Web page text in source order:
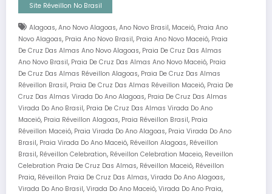
Site Réveillon No Brasil
Alagoas, Ano Novo Alagoas, Ano Novo Brasil, Maceió, Praia Ano
Novo Alagoas, Praia Ano Novo Brasil, Praia Ano Novo Maceió, Praia
De Cruz Das Almas Ano Novo Alagoas, Praia De Cruz Das Almas
Ano Novo Brasil, Praia De Cruz Das Almas Ano Novo Maceió, Praia
De Cruz Das Almas Réveillon Alagoas, Praia De Cruz Das Almas
Réveillon Brasil, Praia De Cruz Das Almas Réveillon Maceió, Praia De
Cruz Das Almas Virada Do Ano Alagoas, Praia De Cruz Das Almas
Virada Do Ano Brasil, Praia De Cruz Das Almas Virada Do Ano
Maceió, Praia Réveillon Alagoas, Praia Réveillon Brasil, Praia
Réveillon Maceió, Praia Virada Do Ano Alagoas, Praia Virada Do Ano
Brasil, Praia Virada Do Ano Maceió, Réveillon Alagoas, Réveillon
Brasil, Réveillon Celebration, Réveillon Celebration Maceio, Reveillon
Celebration Praia De Cruz Das Almas, Réveillon Maceió, Réveillon
Praia, Réveillon Praia De Cruz Das Almas, Virada Do Ano Alagoas,
Virada Do Ano Brasil, Virada Do Ano Maceió, Virada Do Ano Praia,